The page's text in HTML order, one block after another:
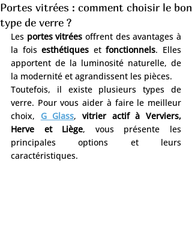
Portes vitrées : comment choisir le bon
type de verre ?
Les portes vitrées offrent des avantages à
la fois esthétiques et fonctionnels. Elles
apportent de la luminosité naturelle, de
la modernité et agrandissent les pièces.
Toutefois, il existe plusieurs types de
verre. Pour vous aider à faire le meilleur
choix, G Glass, vitrier actif à Verviers,
Herve et Liège, vous présente les
principales options et leurs
caractéristiques.